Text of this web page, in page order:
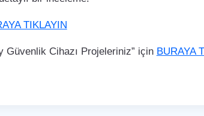
TIKLAYIN
Güvenlik Cihazı Projeleriniz” için BURAYA